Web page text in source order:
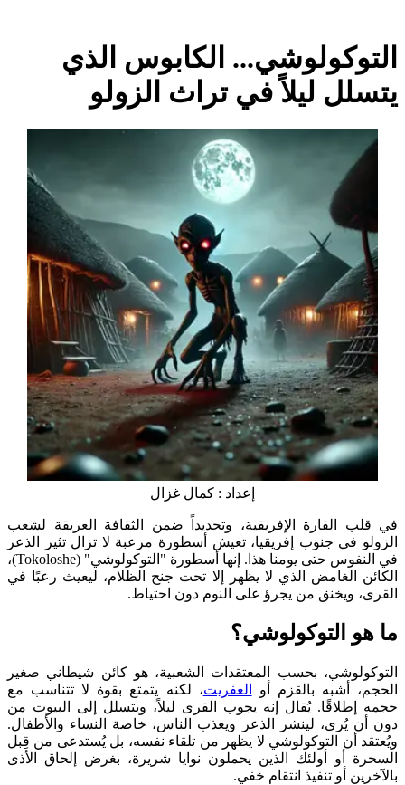
التوكولوشي... الكابوس الذي
يتسلل ليلاً في تراث الزولو
إعداد : كمال غزال
في قلب القارة الإفريقية، وتحديداً ضمن الثقافة العريقة لشعب
الزولو في جنوب إفريقيا، تعيش أسطورة مرعبة لا تزال تثير الذعر
في النفوس حتى يومنا هذا. إنها أسطورة "التوكولوشي" (Tokoloshe)،
الكائن الغامض الذي لا يظهر إلا تحت جنح الظلام، ليعيث رعبًا في
القرى، ويخنق من يجرؤ على النوم دون احتياط.
ما هو التوكولوشي؟
التوكولوشي، بحسب المعتقدات الشعبية، هو كائن شيطاني صغير
الحجم، أشبه بالقزم أو
العفريت، لكنه يتمتع بقوة لا تتناسب مع
حجمه إطلاقًا. يُقال إنه يجوب القرى ليلاً، ويتسلل إلى البيوت من
دون أن يُرى، لينشر الذعر ويعذب الناس، خاصة النساء والأطفال.
ويُعتقد أن التوكولوشي لا يظهر من تلقاء نفسه، بل يُستدعى من قِبل
السحرة أو أولئك الذين يحملون نوايا شريرة، بغرض إلحاق الأذى
بالآخرين أو تنفيذ انتقام خفي.